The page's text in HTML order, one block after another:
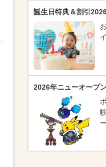
誕生日特典＆割引
2026年ニューオープン